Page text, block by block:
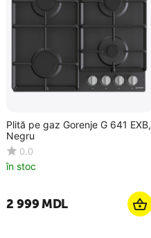
Plită pe gaz Gorenje G 641 EXB,
Negru
0.0
în stoc
2 999MDL